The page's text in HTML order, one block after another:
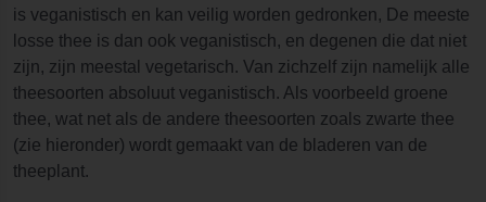
is veganistisch en kan veilig worden gedronken, De meeste
losse thee is dan ook veganistisch, en degenen die dat niet
zijn, zijn meestal vegetarisch. Van zichzelf zijn namelijk alle
theesoorten absoluut veganistisch. Als voorbeeld groene
thee, wat net als de andere theesoorten zoals zwarte thee
(zie hieronder) wordt gemaakt van de bladeren van de
theeplant.